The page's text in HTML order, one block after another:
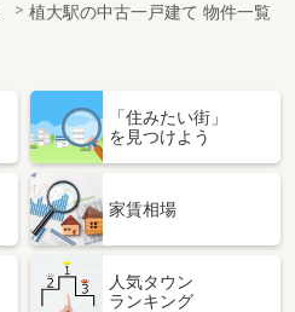
植大駅の中古一戸建て 物件一覧
「住みたい街」
を見つけよう
家賃相場
人気タウン
ランキング